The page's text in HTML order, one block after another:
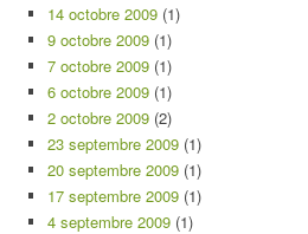
14 octobre 2009 (1)
9 octobre 2009 (1)
7 octobre 2009 (1)
6 octobre 2009 (1)
2 octobre 2009 (2)
23 septembre 2009 (1)
20 septembre 2009 (1)
17 septembre 2009 (1)
4 septembre 2009 (1)